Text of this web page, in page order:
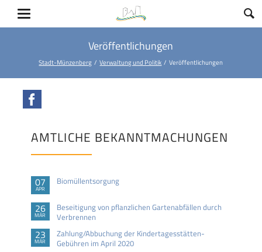
Veröffentlichungen
Stadt-Münzenberg Verwaltung und Politik Veröffentlichungen
AMTLICHE BEKANNTMACHUNGEN
07
APR
Biomüllentsorgung
26
MÄR
Beseitigung von pflanzlichen Gartenabfällen durch
Verbrennen
23
MÄR
Zahlung/Abbuchung der Kindertagesstätten-
Gebühren im April 2020